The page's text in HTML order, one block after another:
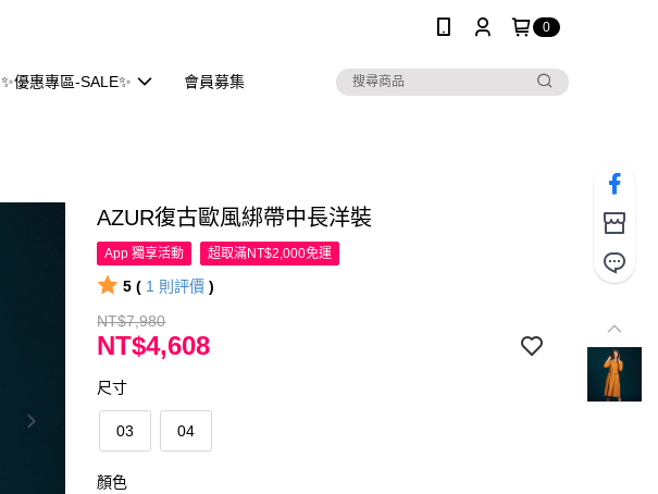
0
✨優惠專區-SALE✨ 會員募集
AZUR復古歐風綁帶中長洋裝
App 獨享活動 超取滿NT$2,000免運
5 ( 1 則評價 )
NT$7,980
NT$4,608
尺寸
03 04
顏色